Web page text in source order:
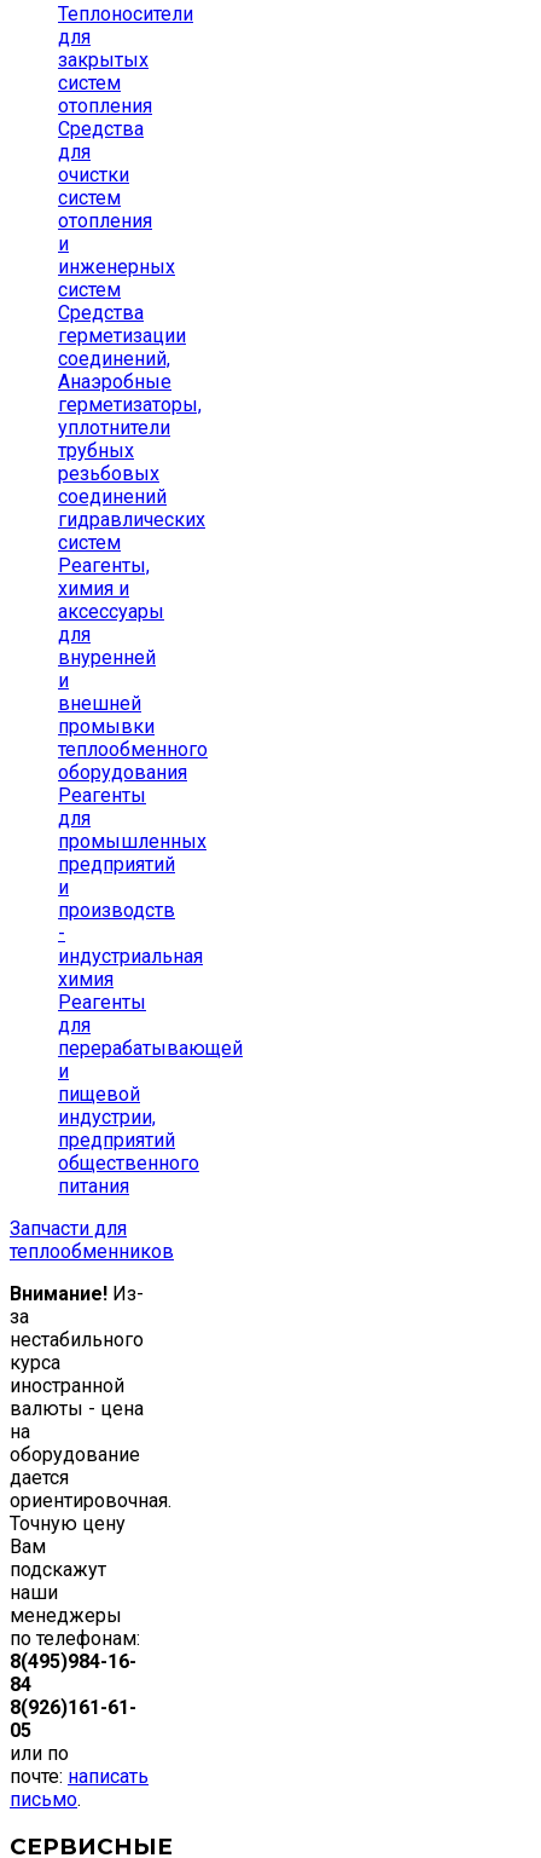
Теплоносители
для
закрытых
систем
отопления
Средства
для
очистки
систем
отопления
и
инженерных
систем
Средства
герметизации
соединений,
Анаэробные
герметизаторы,
уплотнители
трубных
резьбовых
соединений
гидравлических
систем
Реагенты,
химия и
аксессуары
для
внуренней
и
внешней
промывки
теплообменного
оборудования
Реагенты
для
промышленных
предприятий
и
производств
-
индустриальная
химия
Реагенты
для
перерабатывающей
и
пищевой
индустрии,
предприятий
общественного
питания
Запчасти для
теплообменников
Внимание! Из-
за
нестабильного
курса
иностранной
валюты - цена
на
оборудование
дается
ориентировочная.
Точную цену
Вам
подскажут
наши
менеджеры
по телефонам:
8(495)984-16-
84
8(926)161-61-
05
или по
почте: написать
письмо.
СЕРВИСНЫЕ